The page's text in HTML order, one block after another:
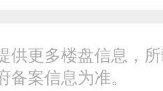
供更多楼盘信息，
案信息为准。